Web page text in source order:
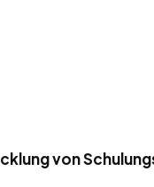
von